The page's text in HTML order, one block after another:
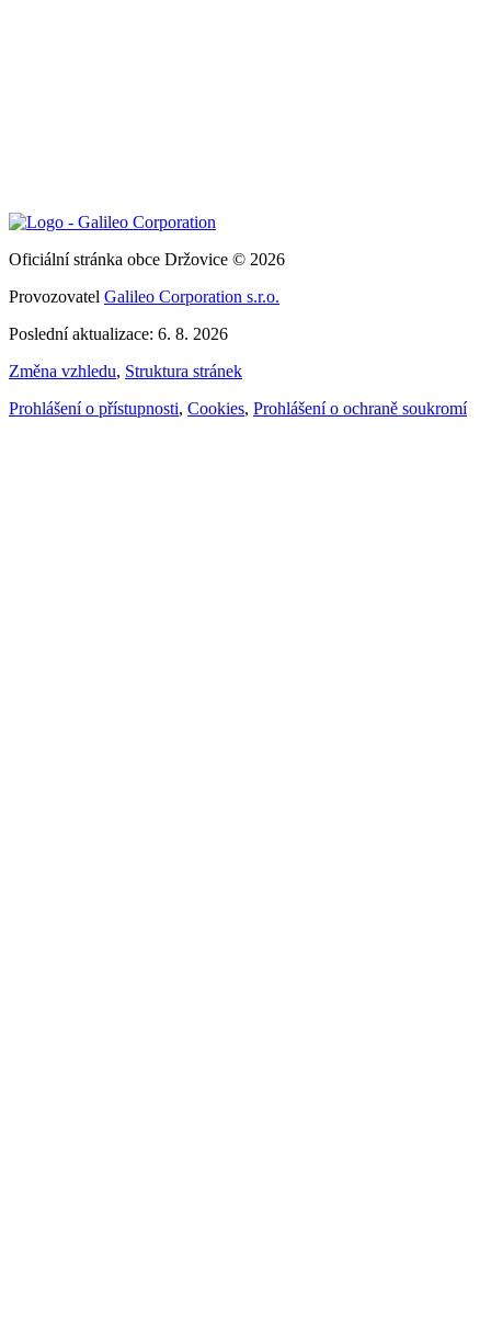
Oficiální stránka obce Držovice © 2026
Provozovatel Galileo Corporation s.r.o.
Poslední aktualizace: 6. 8. 2026
Změna vzhledu, Struktura stránek
Prohlášení o přístupnosti, Cookies, Prohlášení o ochraně soukromí